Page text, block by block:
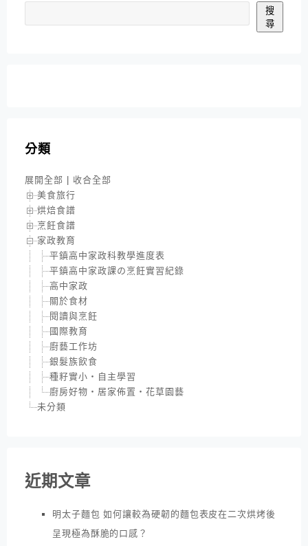
搜
尋
分類
展開全部
收合全部
美食旅行
烘焙食譜
烹飪食譜
家政教育
平鎮高中家政科教學進度表
平鎮高中家政課の烹飪實習紀錄
高中家政
關於食材
閱讀與烹飪
國際教育
廚藝工作坊
銀髮族飲食
種籽實小‧自主學習
廚房好物‧居家佈置‧花草園藝
未分類
近期文章
明太子麵包 如何讓較為硬韌的麵包表皮在二次烘烤後
呈現極為酥脆的口感？